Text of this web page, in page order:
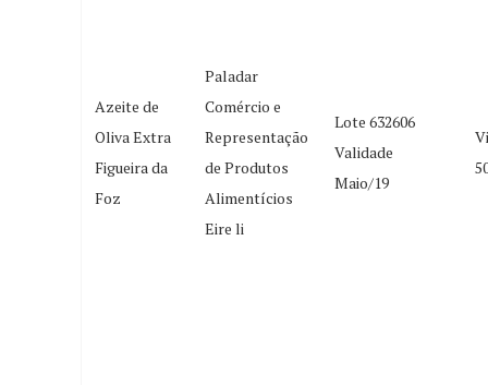
Azeite de
Oliva Extra
Figueira da
Foz
Paladar
Comércio e
Representação
de Produtos
Alimentícios
Eire li
Lote 632606
Validade
Maio/19